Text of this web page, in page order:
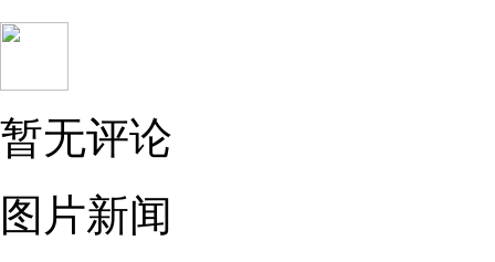
暂无评论
图片新闻